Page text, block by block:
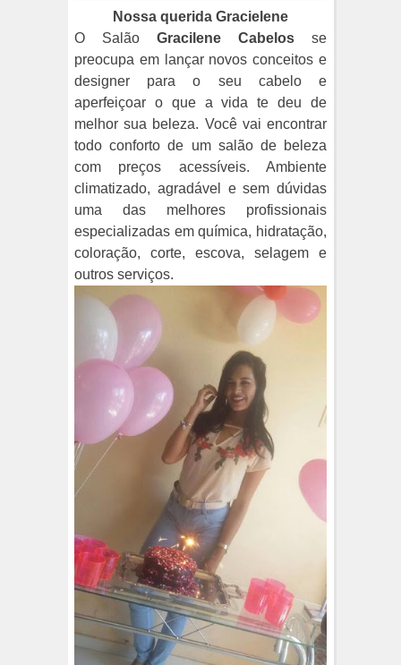
Nossa querida Gracielene
O Salão Gracilene Cabelos se
preocupa em lançar novos conceitos e
designer para o seu cabelo e
aperfeiçoar o que a vida te deu de
melhor sua beleza. Você vai encontrar
todo conforto de um salão de beleza
com preços acessíveis. Ambiente
climatizado, agradável e sem dúvidas
uma das melhores profissionais
especializadas em química, hidratação,
coloração, corte, escova, selagem e
outros serviços.